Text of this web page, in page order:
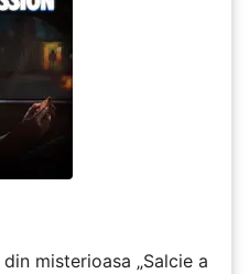
misterioasa „Salcie a